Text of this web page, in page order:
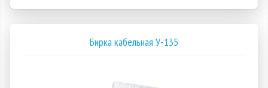
Бирка кабельная У-135